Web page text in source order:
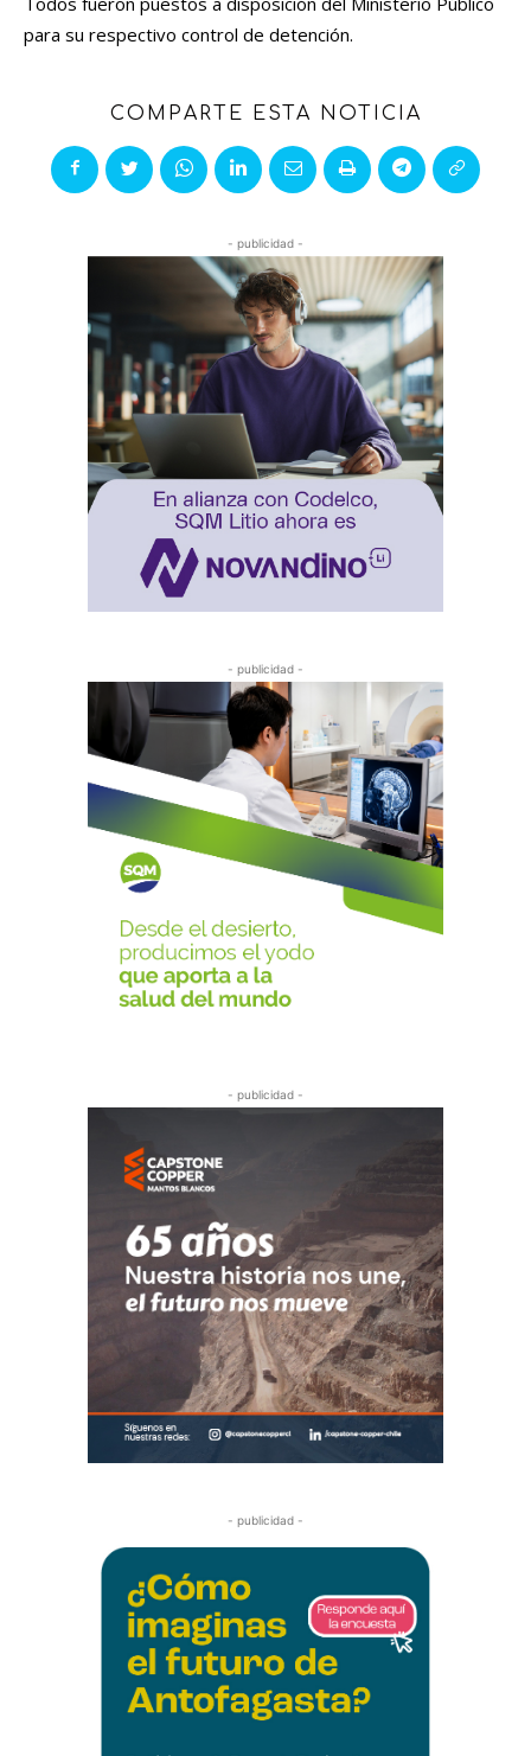
para su respectivo control de detención.
COMPARTE ESTA NOTICIA
- publicidad -
- publicidad -
- publicidad -
- publicidad -